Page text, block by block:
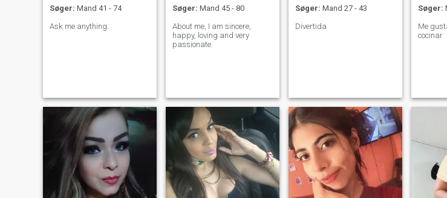
Søger: Mand 41 - 74
Ask me anything.
Søger: Mand 45 - 80
About me, I am sincere,
happy, loving and very
passionate.
Søger: Mand 27 - 43
Divertida
Søger:
Me
cocinar